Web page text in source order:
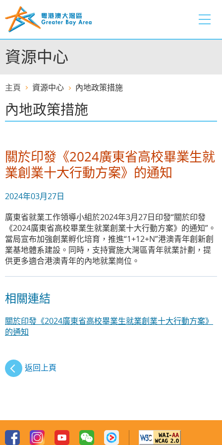
至
容
的
開
資源中心
主頁 資源中心 內地政策措施
內地政策措施
關於印發《2024廣東省高校畢業生就
業創業十大行動方案》的通知
2024年03月27日
廣東省就業工作領導小組於2024年3月27日印發“關於印發
《2024廣東省高校畢業生就業創業十大行動方案》的通知”。
當局宣布加強創業孵化培育，推進“1+12+N”港澳青年創新創
業基地體系建設。同時，支持實施大灣區青年就業計劃，提
供更多適合港澳青年的內地就業崗位。
相關連結
關於印發《2024廣東省高校畢業生就業創業十大行動方案》
的通知
返回上頁